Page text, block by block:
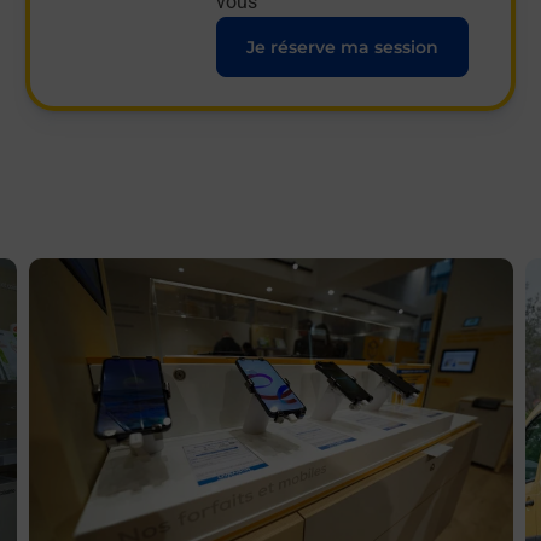
Je réserve ma session
En savoir plus